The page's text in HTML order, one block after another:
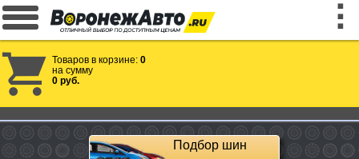
Товаров в корзине: 0
на сумму
0 руб.
Подбор шин